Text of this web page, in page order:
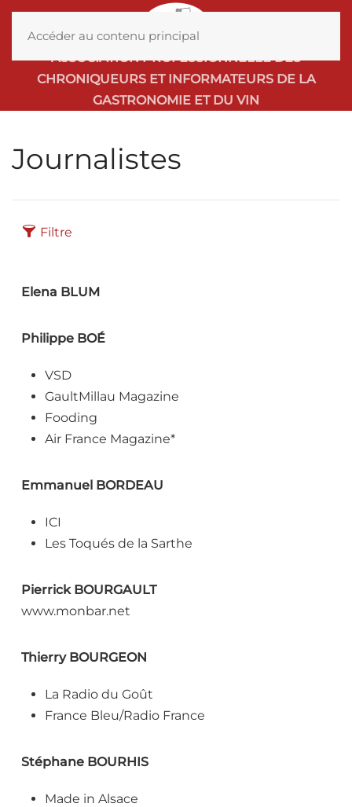
Accéder au contenu principal
ASSOCIATION PROFESSIONNELLE DES
CHRONIQUEURS ET INFORMATEURS DE LA
GASTRONOMIE ET DU VIN
Journalistes
Filtre
Elena BLUM
Philippe BOÉ
VSD
GaultMillau Magazine
Fooding
Air France Magazine*
Emmanuel BORDEAU
ICI
Les Toqués de la Sarthe
Pierrick BOURGAULT
www.monbar.net
Thierry BOURGEON
La Radio du Goût
France Bleu/Radio France
Stéphane BOURHIS
Made in Alsace